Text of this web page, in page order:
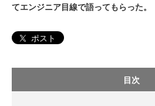
てエンジニア目線で語ってもらった。
ポスト
目次